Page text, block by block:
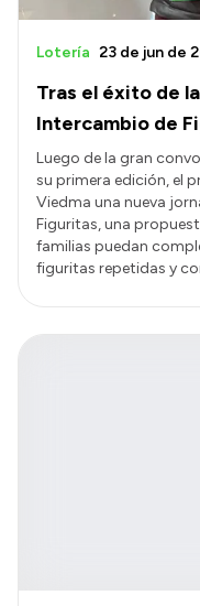
Tras el éxito de
Intercambio de
Lotería 23 de jun de
Luego de la gran
su primera edición, el
Viedma una nueva
Figuritas, una
familias puedan
figuritas repetidas y